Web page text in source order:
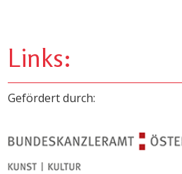
Links:
Gefördert durch: